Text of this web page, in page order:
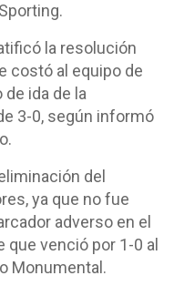
la resolución
costó al equipo de
de ida de la
3-0, según informó
del
ya que no fue
adverso en el
que venció por 1-0 al
Monumental.